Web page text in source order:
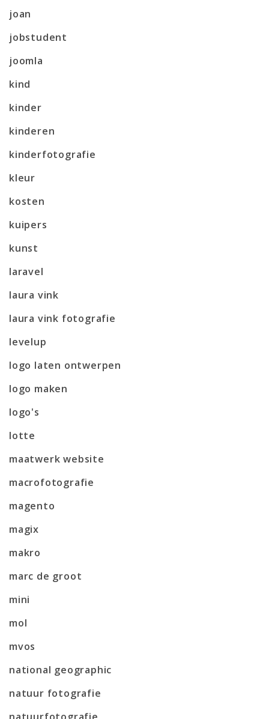
joan
jobstudent
joomla
kind
kinder
kinderen
kinderfotografie
kleur
kosten
kuipers
kunst
laravel
laura vink
laura vink fotografie
levelup
logo laten ontwerpen
logo maken
logo's
lotte
maatwerk website
macrofotografie
magento
magix
makro
marc de groot
mini
mol
mvos
national geographic
natuur fotografie